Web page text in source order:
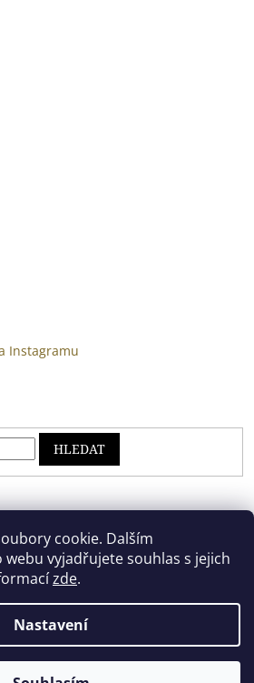
cookie. Dalším
vyjadřujete souhlas s jejich
zde.
Nastavení
Instagramu
HLEDAT
Vytvořil Shoptet
shop. Všechna práva vyhrazena.